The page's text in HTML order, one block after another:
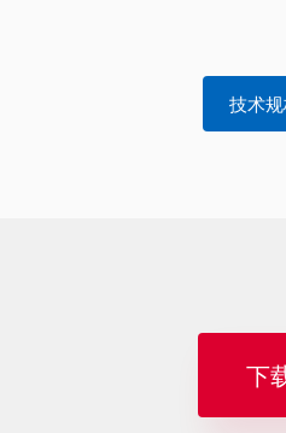
技术
下